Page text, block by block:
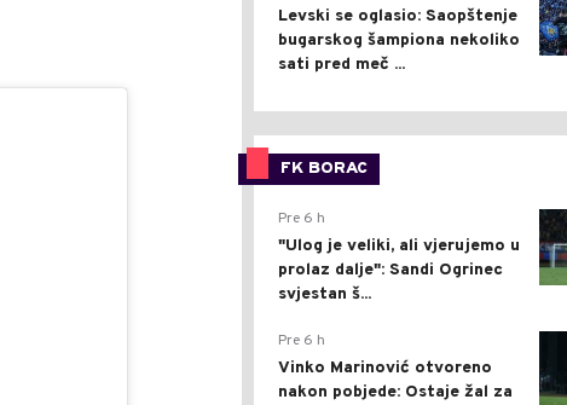
Levski se oglasio: Saopštenje
bugarskog šampiona nekoliko
sati pred meč ...
FK BORAC
Pre 6 h
"Ulog je veliki, ali vjerujemo u
prolaz dalje": Sandi Ogrinec
svjestan š...
Pre 6 h
Vinko Marinović otvoreno
nakon pobjede: Ostaje žal za